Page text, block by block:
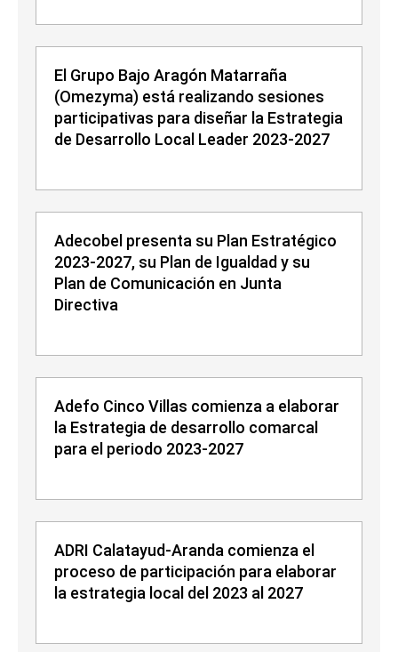
El Grupo Bajo Aragón Matarraña
(Omezyma) está realizando sesiones
participativas para diseñar la Estrategia
de Desarrollo Local Leader 2023-2027
Adecobel presenta su Plan Estratégico
2023-2027, su Plan de Igualdad y su
Plan de Comunicación en Junta
Directiva
Adefo Cinco Villas comienza a elaborar
la Estrategia de desarrollo comarcal
para el periodo 2023-2027
ADRI Calatayud-Aranda comienza el
proceso de participación para elaborar
la estrategia local del 2023 al 2027